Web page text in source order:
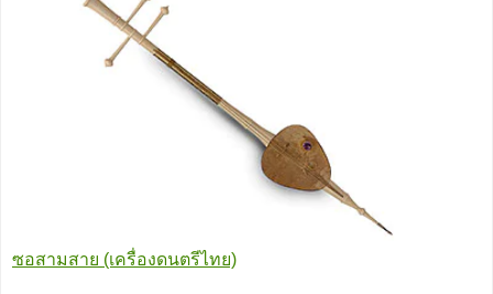
ซอสามสาย (เครื่องดนตรีไทย)